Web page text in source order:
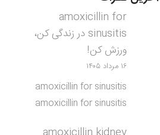
amoxicillin for
sinusitis درزندگی کن،
ورزش کن!
۱۶ مرداد ۱۴۰۵
amoxicillin for sinusitis
amoxicillin for sinusitis